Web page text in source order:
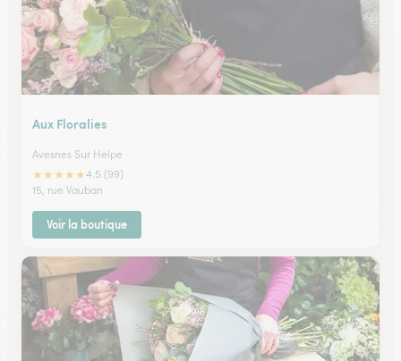
Aux Floralies
Avesnes Sur Helpe
★★★★★4.5 (99)
15, rue Vauban
Voir la boutique